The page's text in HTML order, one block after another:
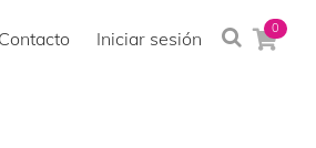
0
Contacto Iniciar sesión